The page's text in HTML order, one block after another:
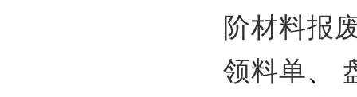
阶材料报
领料单、